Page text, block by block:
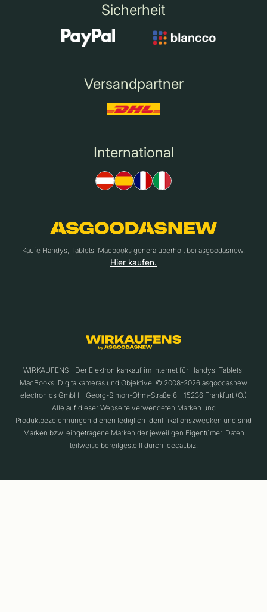
Sicherheit
Versandpartner
International
Kaufe Handys, Tablets, Macbooks generalüberholt bei asgoodasnew.
Hier kaufen.
WIRKAUFENS - Der Elektronikankauf im Internet für Handys, Tablets,
MacBooks, Digitalkameras und Objektive. © 2008-2026 asgoodasnew
electronics GmbH - Georg-Simon-Ohm-Straße 6 - 15236 Frankfurt (O.)
Alle auf dieser Webseite verwendeten Marken und
Produktbezeichnungen dienen lediglich Identifikationszwecken und sind
Marken bzw. eingetragene Marken der jeweiligen Eigentümer. Daten
teilweise bereitgestellt durch Icecat.biz.